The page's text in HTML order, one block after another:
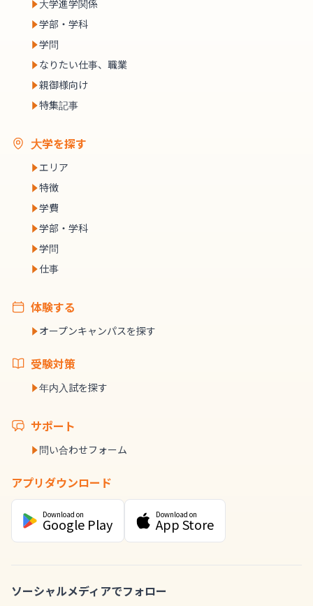
大学進学関係
学部・学科
学問
なりたい仕事、職業
親御様向け
特集記事
大学を探す
エリア
特徴
学費
学部・学科
学問
仕事
体験する
オープンキャンパスを探す
受験対策
年内入試を探す
サポート
問い合わせフォーム
アプリダウンロード
Download on
Google Play
Download on
App Store
ソーシャルメディアでフォロー